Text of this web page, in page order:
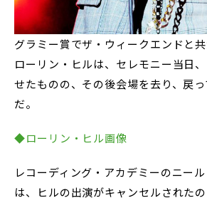
グラミー賞でザ・ウィークエンドと
ローリン・ヒルは、セレモニー当日
せたものの、その後会場を去り、戻
だ。
◆ローリン・ヒル画像
レコーディング・アカデミーのニー
は、ヒルの出演がキャンセルされたの